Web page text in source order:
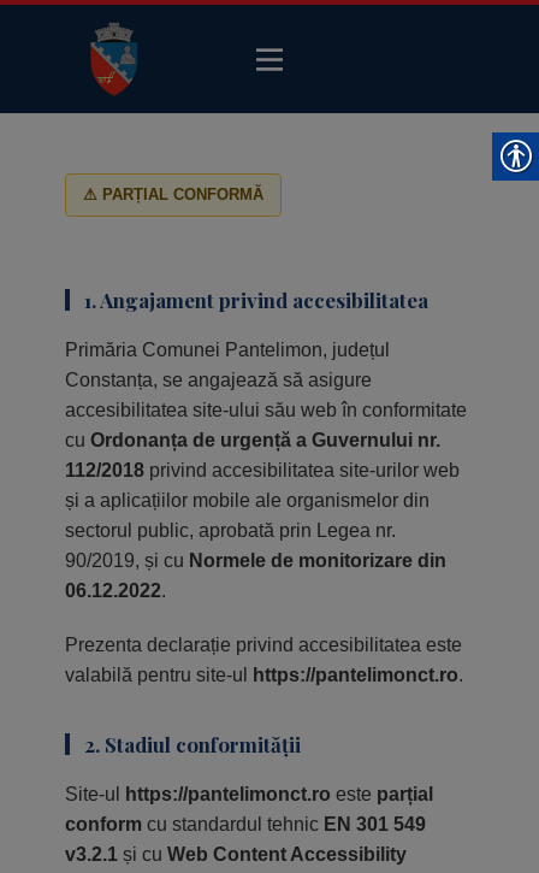
⚠ PARȚIAL CONFORMĂ
1. Angajament privind accesibilitatea
Primăria Comunei Pantelimon, județul
Constanța, se angajează să asigure
accesibilitatea site-ului său web în conformitate
cu Ordonanța de urgență a Guvernului nr.
112/2018 privind accesibilitatea site-urilor web
și a aplicațiilor mobile ale organismelor din
sectorul public, aprobată prin Legea nr.
90/2019, și cu Normele de monitorizare din
06.12.2022.
Prezenta declarație privind accesibilitatea este
valabilă pentru site-ul
https://pantelimonct.ro.
2. Stadiul conformității
Site-ul https://pantelimonct.ro este parțial
conform cu standardul tehnic EN 301 549
v3.2.1 și cu Web Content Accessibility